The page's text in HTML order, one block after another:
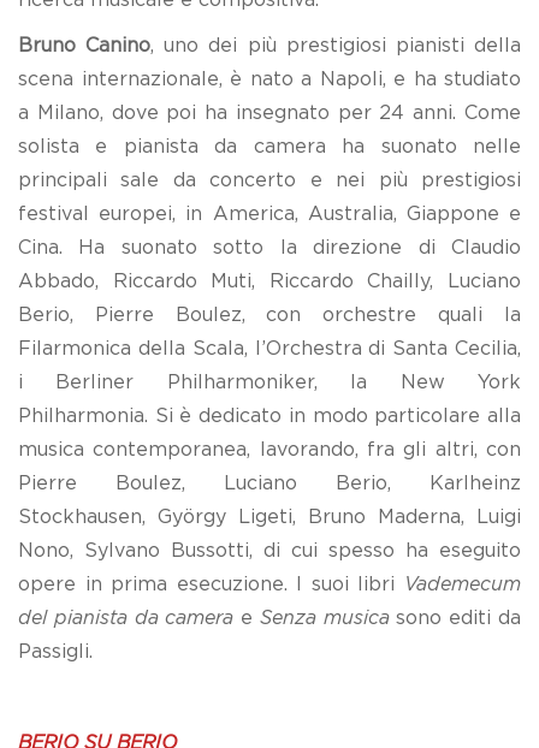
Bruno Canino, uno dei più prestigiosi pianisti della
scena internazionale, è nato a Napoli, e ha studiato
a Milano, dove poi ha insegnato per 24 anni. Come
solista e pianista da camera ha suonato nelle
principali sale da concerto e nei più prestigiosi
festival europei, in America, Australia, Giappone e
Cina. Ha suonato sotto la direzione di Claudio
Abbado, Riccardo Muti, Riccardo Chailly, Luciano
Berio, Pierre Boulez, con orchestre quali la
Filarmonica della Scala, l’Orchestra di Santa Cecilia,
i Berliner Philharmoniker, la New York
Philharmonia. Si è dedicato in modo particolare alla
musica contemporanea, lavorando, fra gli altri, con
Pierre Boulez, Luciano Berio, Karlheinz
Stockhausen, György Ligeti, Bruno Maderna, Luigi
Nono, Sylvano Bussotti, di cui spesso ha eseguito
opere in prima esecuzione. I suoi libri
Vademecum
del pianista da camera e Senza musicasono editi da
Passigli.
BERIO SU BERIO